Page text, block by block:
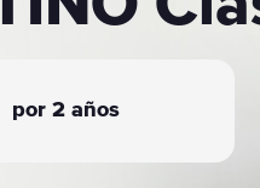
por 2 años